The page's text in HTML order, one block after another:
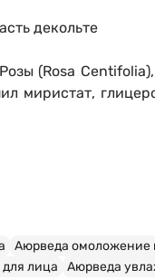
декольте
(Rosa
миристат,
Аюрведа омоложение
лица
Аюрведа